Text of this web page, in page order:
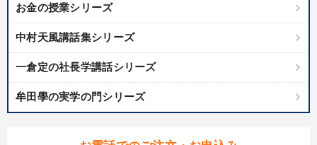
お金の授業シリーズ
中村天風講話集シリーズ
一倉定の社長学講話シリーズ
牟田學の実学の門シリーズ